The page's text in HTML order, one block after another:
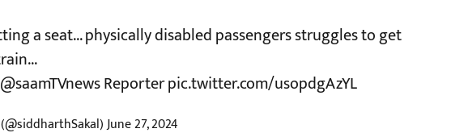
a seat... physically disabled passengers struggles to get
@saamTVnewsReporterpic.twitter.com/usopdgAzYL
June 27, 2024